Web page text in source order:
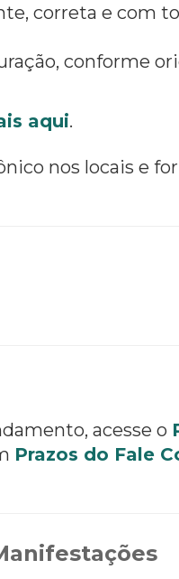
correta e com
conforme
aqui.
nos locais e
acesse o
Prazos do Fale